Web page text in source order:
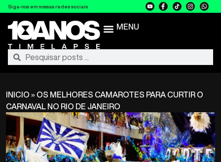
Siga-nos em nossas redes sociais
MENU
INICIO » OS MELHORES CAMAROTES PARA CURTIR O
CARNAVAL NO RIO DE JANEIRO